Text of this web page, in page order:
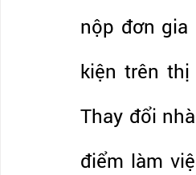
nộp đơn
kiện trên
Thay đổi
điểm làm